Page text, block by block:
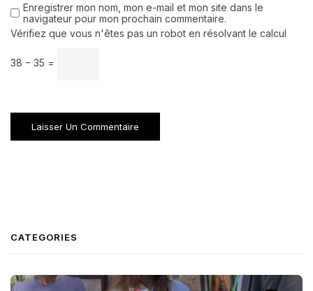
Enregistrer mon nom, mon e-mail et mon site dans le
navigateur pour mon prochain commentaire.
Vérifiez que vous n'êtes pas un robot en résolvant le calcul
38 − 35 =
CATEGORIES